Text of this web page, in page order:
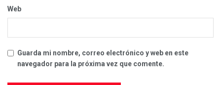
Web
Guarda mi nombre, correo electrónico y web en este
navegador para la próxima vez que comente.